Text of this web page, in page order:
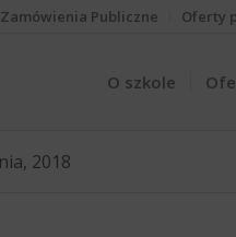
Zamówienia Publiczne Oferty
O szkole
2018